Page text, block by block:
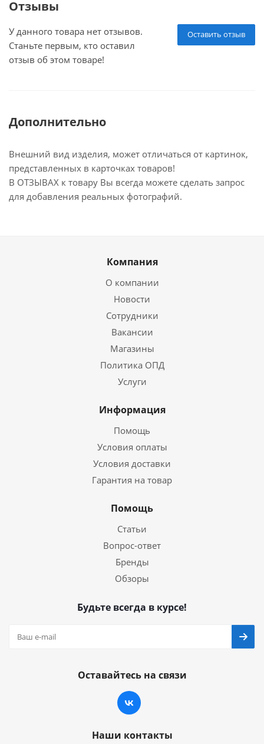
Отзывы
Оставить отзыв
У данного товара нет отзывов.
Станьте первым, кто оставил
отзыв об этом товаре!
Дополнительно
Внешний вид изделия, может отличаться от картинок,
представленных в карточках товаров!
В ОТЗЫВАХ к товару Вы всегда можете сделать запрос
для добавления реальных фотографий.
Компания
О компании
Новости
Сотрудники
Вакансии
Магазины
Политика ОПД
Услуги
Информация
Помощь
Условия оплаты
Условия доставки
Гарантия на товар
Помощь
Статьи
Вопрос-ответ
Бренды
Обзоры
Будьте всегда в курсе!
Оставайтесь на связи
Наши контакты